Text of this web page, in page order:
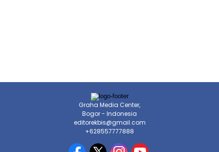
Graha Media Center,
Bogor - Indonesia
editorekbis@gmail.com
+628557777888